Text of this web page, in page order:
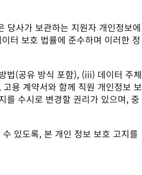
당사가 보관하는 지원자 개인정보에
터 보호 법률에 준수하며 이러한 정
법(공유 방식 포함), (iii) 데이터 주체
용 계약서와 함께 직원 개인정보 보
를 수시로 변경할 권리가 있으며, 중
있도록, 본 개인 정보 보호 고지를